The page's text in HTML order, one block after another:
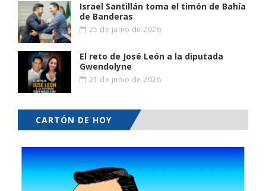
Israel Santillán toma el timón de Bahía
de Banderas
25 de junio de 2026
El reto de José León a la diputada
Gwendolyne
21 de junio de 2026
CARTÓN DE HOY